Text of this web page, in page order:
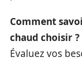
Comment
chaud choisir ?
Évaluez vos